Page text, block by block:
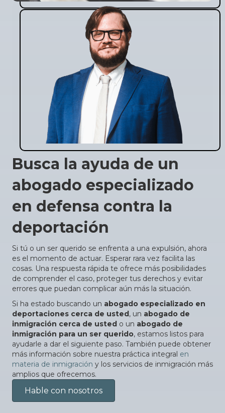
Busca la ayuda de un
abogado especializado
en defensa contra la
deportación
Si tú o un ser querido se enfrenta a una expulsión, ahora
es el momento de actuar. Esperar rara vez facilita las
cosas. Una respuesta rápida te ofrece más posibilidades
de comprender el caso, proteger tus derechos y evitar
errores que puedan complicar aún más la situación.
Si ha estado buscando un abogado especializado en
deportaciones cerca de usted , un abogado de
inmigración cerca de usted o un abogado de
inmigración para un ser querido, estamos listos para
ayudarle a dar el siguiente paso. También puede obtener
más información sobre nuestra práctica integral en
materia de inmigración y los servicios de inmigración más
amplios que ofrecemos.
Hable con nosotros